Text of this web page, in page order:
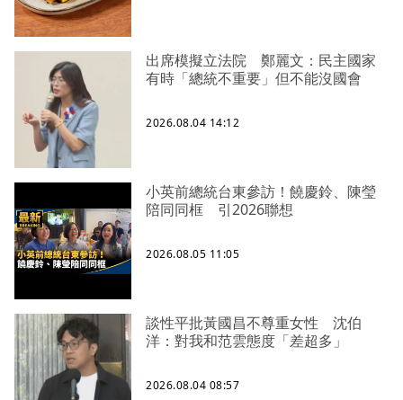
出席模擬立法院 鄭麗文：民主國家
有時「總統不重要」但不能沒國會
2026.08.04 14:12
小英前總統台東參訪！饒慶鈴、陳瑩
陪同同框 引2026聯想
2026.08.05 11:05
談性平批黃國昌不尊重女性 沈伯
洋：對我和范雲態度「差超多」
2026.08.04 08:57